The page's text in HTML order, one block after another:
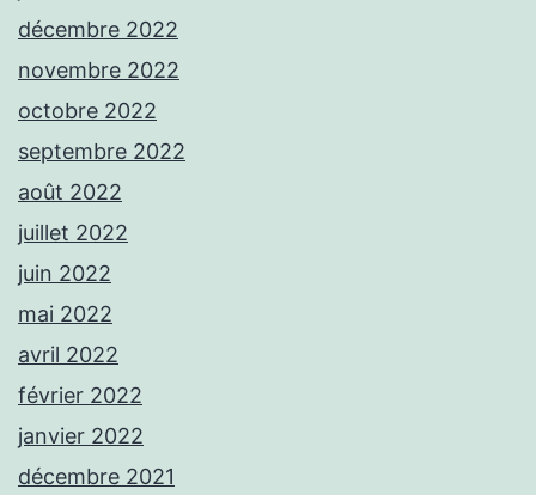
décembre 2022
novembre 2022
octobre 2022
septembre 2022
août 2022
juillet 2022
juin 2022
mai 2022
avril 2022
février 2022
janvier 2022
décembre 2021